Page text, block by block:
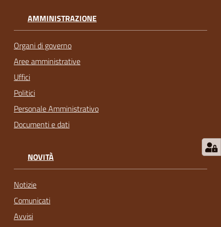
AMMINISTRAZIONE
Organi di governo
Aree amministrative
Uffici
Politici
Personale Amministrativo
Documenti e dati
NOVITÀ
Notizie
Comunicati
Avvisi